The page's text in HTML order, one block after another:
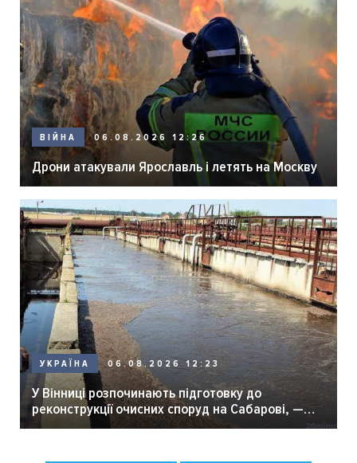
ВІЙНА 06.08.2026 12:26
Дрони атакували Ярославль і летять на Москву
УКРАЇНА 06.08.2026 12:23
У Вінниці розпочинають підготовку до
реконструкції очисних споруд на Сабарові, —
мер Вінниці.